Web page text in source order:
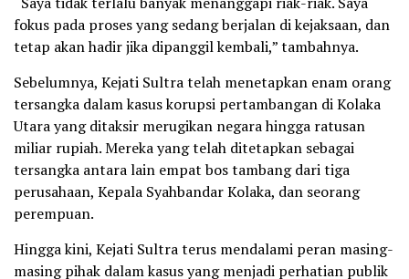
fokus pada proses yang sedang berjalan di kejaksaan, dan
tetap akan hadir jika dipanggil kembali,” tambahnya.
Sebelumnya, Kejati Sultra telah menetapkan enam orang
tersangka dalam kasus korupsi pertambangan di Kolaka
Utara yang ditaksir merugikan negara hingga ratusan
miliar rupiah. Mereka yang telah ditetapkan sebagai
tersangka antara lain empat bos tambang dari tiga
perusahaan, Kepala Syahbandar Kolaka, dan seorang
perempuan.
Hingga kini, Kejati Sultra terus mendalami peran masing-
masing pihak dalam kasus yang menjadi perhatian publik